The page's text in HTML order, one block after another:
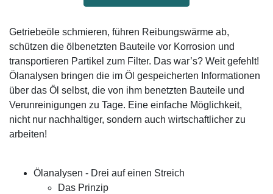
Getriebeöle schmieren, führen Reibungswärme ab,
schützen die ölbenetzten Bauteile vor Korrosion und
transportieren Partikel zum Filter. Das war’s? Weit gefehlt!
Ölanalysen bringen die im Öl gespeicherten Informationen
über das Öl selbst, die von ihm benetzten Bauteile und
Verunreinigungen zu Tage. Eine einfache Möglichkeit,
nicht nur nachhaltiger, sondern auch wirtschaftlicher zu
arbeiten!
Ölanalysen - Drei auf einen Streich
Das Prinzip